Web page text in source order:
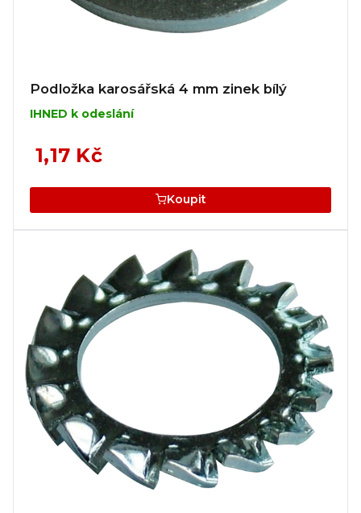
Podložka karosářská 4 mm zinek bílý
IHNED k odeslání
1,17 Kč
Koupit